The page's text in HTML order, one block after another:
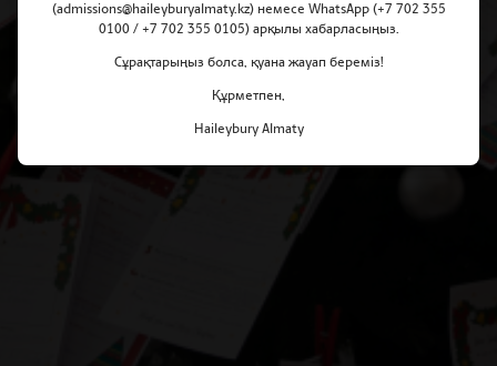
(admissions@haileyburyalmaty.kz) немесе WhatsApp (+7 702 355
0100 / +7 702 355 0105) арқылы хабарласыңыз.
Сұрақтарыңыз болса, қуана жауап береміз!
Құрметпен,
Haileybury Almaty